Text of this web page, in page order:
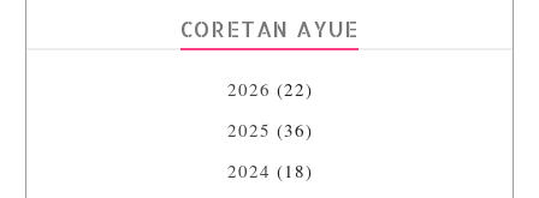
CORETAN AYUE
2026 (22)
2025 (36)
2024 (18)